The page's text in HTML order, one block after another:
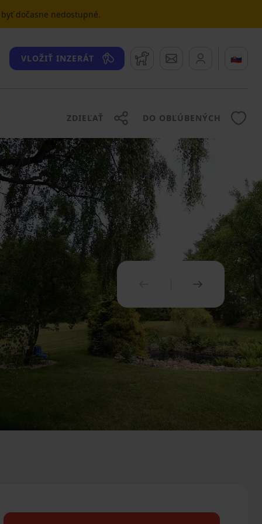
dočasne nedostupné.
VLOŽIŤ INZERÁT Strážny pesSprávy 🇸🇰
ZDIEĽAŤ DO OBĽÚBENÝCH
PREDCHÁDZAJÚCI